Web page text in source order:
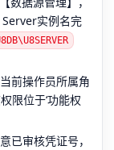
实例名完
前操作员所属角
限位于‘功能权
已审核凭证号，